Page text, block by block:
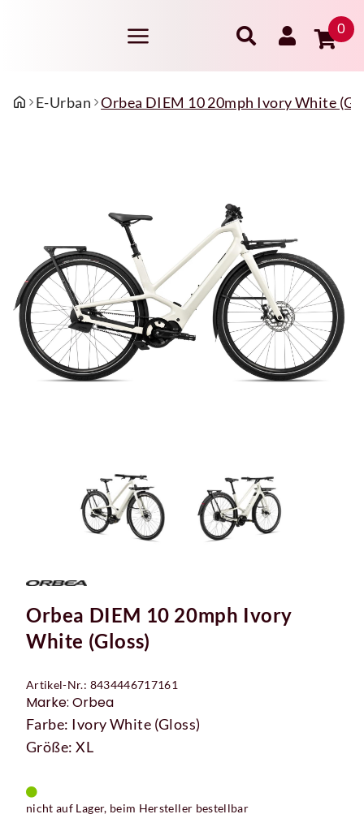
0
E-Urban Orbea DIEM 10 20mph Ivory White
Orbea DIEM 10 20mph Ivory
White (Gloss)
Artikel-Nr.: 8434446717161
Marke: Orbea
Farbe: Ivory White (Gloss)
Größe: XL
nicht auf Lager, beim Hersteller bestellbar